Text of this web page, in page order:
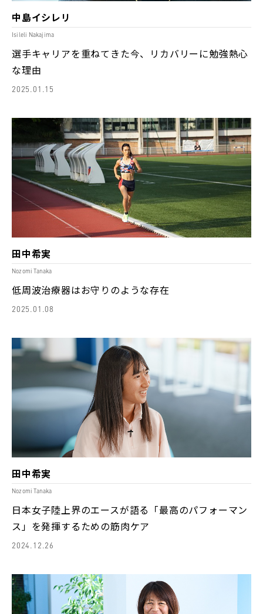
中島イシレリ
Isileli Nakajima
選手キャリアを重ねてきた今、リカバリーに勉強熱心
な理由
2025.01.15
田中希実
Nozomi Tanaka
低周波治療器はお守りのような存在
2025.01.08
田中希実
Nozomi Tanaka
日本女子陸上界のエースが語る「最高のパフォーマン
ス」を発揮するための筋肉ケア
2024.12.26